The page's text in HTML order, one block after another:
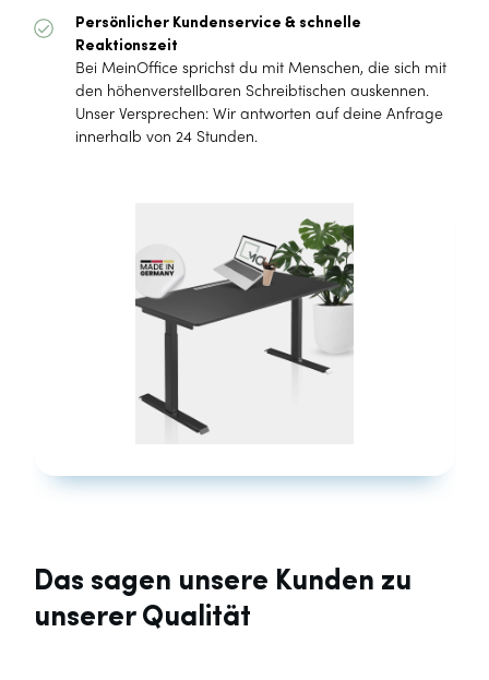
Persönlicher Kundenservice & schnelle
Reaktionszeit
Bei MeinOffice sprichst du mit Menschen, die sich mit
den höhenverstellbaren Schreibtischen auskennen.
Unser Versprechen: Wir antworten auf deine Anfrage
innerhalb von 24 Stunden.
Das sagen unsere Kunden zu
unserer Qualität